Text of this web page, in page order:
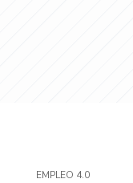
EMPLEO 4.0